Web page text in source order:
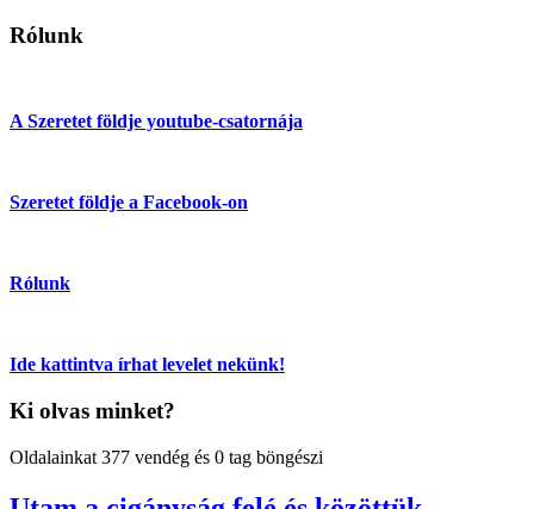
Rólunk
A Szeretet földje youtube-csatornája
Szeretet földje a Facebook-on
Rólunk
Ide kattintva írhat levelet nekünk!
Ki olvas minket?
Oldalainkat 377 vendég és 0 tag böngészi